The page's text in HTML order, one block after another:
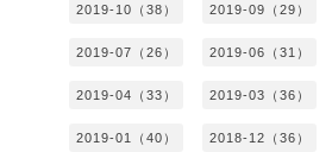
2019-10（38） 2019-09（29）
2019-07（26） 2019-06（31）
2019-04（33） 2019-03（36）
2019-01（40） 2018-12（36）